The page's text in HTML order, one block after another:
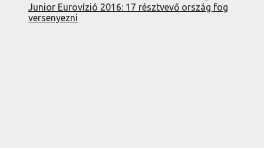
Junior Eurovízió 2016: 17 résztvevő ország fog
versenyezni